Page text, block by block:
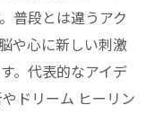
普段とは違うアク
や心に新しい刺激
。代表的なアイデ
ドリーム ヒーリン